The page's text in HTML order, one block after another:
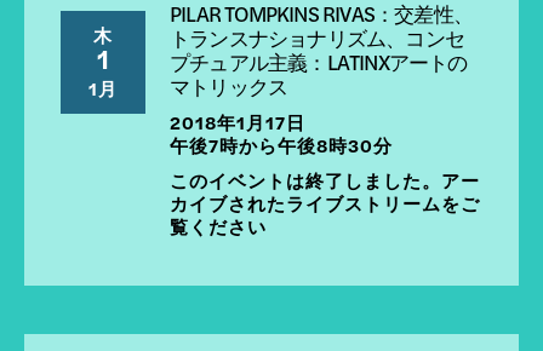
木
1
1月
PILAR TOMPKINS RIVAS：交差性、
トランスナショナリズム、コンセ
プチュアル主義：LATINXアートの
マトリックス
2018年1月17日
午後7時から午後8時30分
このイベントは終了しました。アー
カイブされたライブストリームをご
覧ください